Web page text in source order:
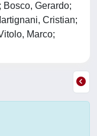
Bosco, Gerardo;
Cristian;
Marco;